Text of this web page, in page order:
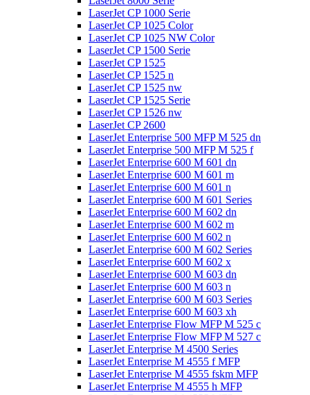
LaserJet CP 1000 Serie
LaserJet CP 1025 Color
LaserJet CP 1025 NW Color
LaserJet CP 1500 Serie
LaserJet CP 1525
LaserJet CP 1525 n
LaserJet CP 1525 nw
LaserJet CP 1525 Serie
LaserJet CP 1526 nw
LaserJet CP 2600
LaserJet Enterprise 500 MFP M 525 dn
LaserJet Enterprise 500 MFP M 525 f
LaserJet Enterprise 600 M 601 dn
LaserJet Enterprise 600 M 601 m
LaserJet Enterprise 600 M 601 n
LaserJet Enterprise 600 M 601 Series
LaserJet Enterprise 600 M 602 dn
LaserJet Enterprise 600 M 602 m
LaserJet Enterprise 600 M 602 n
LaserJet Enterprise 600 M 602 Series
LaserJet Enterprise 600 M 602 x
LaserJet Enterprise 600 M 603 dn
LaserJet Enterprise 600 M 603 n
LaserJet Enterprise 600 M 603 Series
LaserJet Enterprise 600 M 603 xh
LaserJet Enterprise Flow MFP M 525 c
LaserJet Enterprise Flow MFP M 527 c
LaserJet Enterprise M 4500 Series
LaserJet Enterprise M 4555 f MFP
LaserJet Enterprise M 4555 fskm MFP
LaserJet Enterprise M 4555 h MFP